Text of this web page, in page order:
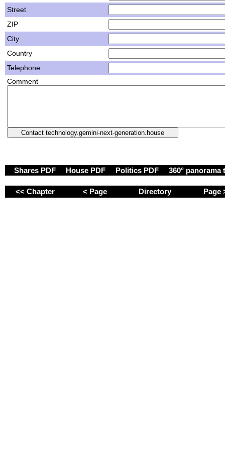
Shares PDF House PDF Politics PDF 360°
Street
ZIP
City
Country
Telephone
Comment
<< Chapter < Page Directory